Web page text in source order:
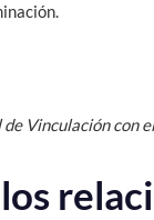
Vinculación con